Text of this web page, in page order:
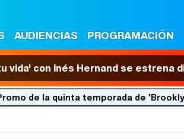
AUDIENCIAS PROGRAMACIÓN
vida' con Inés Hernand se estrena
de la quinta temporada de